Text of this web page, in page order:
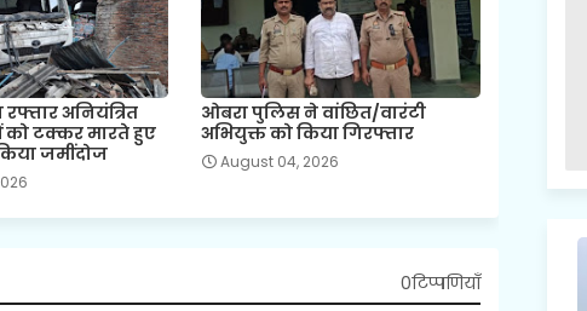
अनियंत्रित
को टक्कर मारते हुए
जमींदोज
ओबरा पुलिस ने वांछित/वारंटी
अभियुक्त को किया गिरफ्तार
August 04, 2026
0टिप्पणियाँ